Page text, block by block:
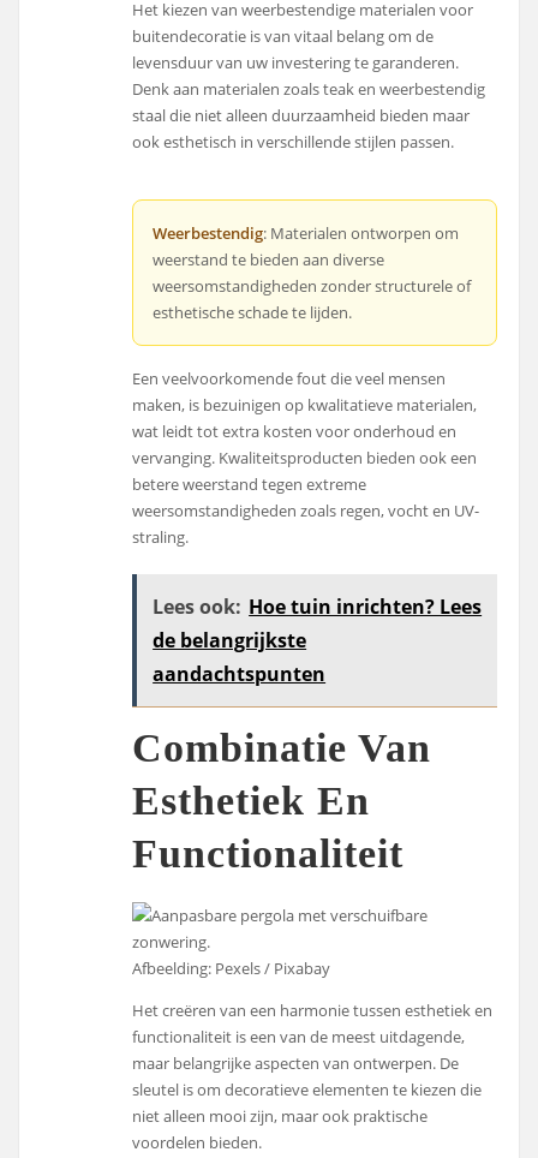
Het kiezen van weerbestendige materialen voor
buitendecoratie is van vitaal belang om de
levensduur van uw investering te garanderen.
Denk aan materialen zoals teak en weerbestendig
staal die niet alleen duurzaamheid bieden maar
ook esthetisch in verschillende stijlen passen.
Weerbestendig: Materialen ontworpen om
weerstand te bieden aan diverse
weersomstandigheden zonder structurele of
esthetische schade te lijden.
Een veelvoorkomende fout die veel mensen
maken, is bezuinigen op kwalitatieve materialen,
wat leidt tot extra kosten voor onderhoud en
vervanging. Kwaliteitsproducten bieden ook een
betere weerstand tegen extreme
weersomstandigheden zoals regen, vocht en UV-
straling.
Lees ook: Hoe tuin inrichten? Lees
de belangrijkste
aandachtspunten
Combinatie Van
Esthetiek En
Functionaliteit
Afbeelding: Pexels / Pixabay
Het creëren van een harmonie tussen esthetiek en
functionaliteit is een van de meest uitdagende,
maar belangrijke aspecten van ontwerpen. De
sleutel is om decoratieve elementen te kiezen die
niet alleen mooi zijn, maar ook praktische
voordelen bieden.